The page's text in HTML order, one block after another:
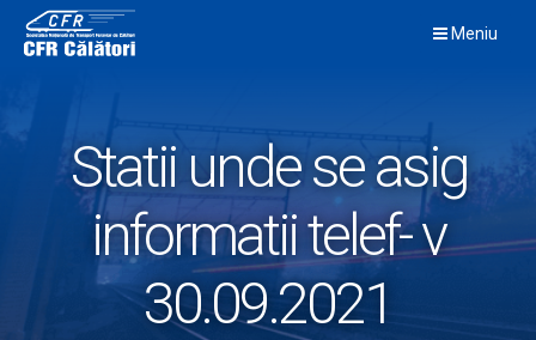
content
Meniu
Statii unde se asig
informatii telef- v
30.09.2021